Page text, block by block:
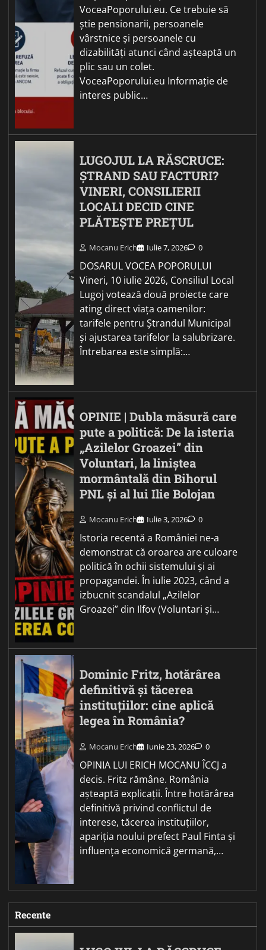
VoceaPoporului.eu. Ce trebuie să
știe pensionarii, persoanele
vârstnice și persoanele cu
dizabilități atunci când așteaptă un
plic sau un colet.
VoceaPoporului.eu Informație de
interes public…
LUGOJUL LA RĂSCRUCE:
ȘTRAND SAU FACTURI?
VINERI, CONSILIERII
LOCALI DECID CINE
PLĂTEȘTE PREȚUL
Mocanu Erich Iulie 7, 2026 0
DOSARUL VOCEA POPORULUI
Vineri, 10 iulie 2026, Consiliul Local
Lugoj votează două proiecte care
ating direct viața oamenilor:
tarifele pentru Ștrandul Municipal
și ajustarea tarifelor la salubrizare.
Întrebarea este simplă:…
OPINIE | Dubla măsură care
pute a politică: De la isteria
„Azilelor Groazei” din
Voluntari, la liniștea
mormântală din Bihorul
PNL și al lui Ilie Bolojan
Mocanu Erich Iulie 3, 2026 0
Istoria recentă a României ne-a
demonstrat că oroarea are culoare
politică în ochii sistemului și ai
propagandei. În iulie 2023, când a
izbucnit scandalul „Azilelor
Groazei” din Ilfov (Voluntari și…
Dominic Fritz, hotărârea
definitivă și tăcerea
instituțiilor: cine aplică
legea în România?
Mocanu Erich Iunie 23, 2026 0
OPINIA LUI ERICH MOCANU ÎCCJ a
decis. Fritz rămâne. România
așteaptă explicații. Între hotărârea
definitivă privind conflictul de
interese, tăcerea instituțiilor,
apariția noului prefect Paul Finta și
influența economică germană,…
Recente